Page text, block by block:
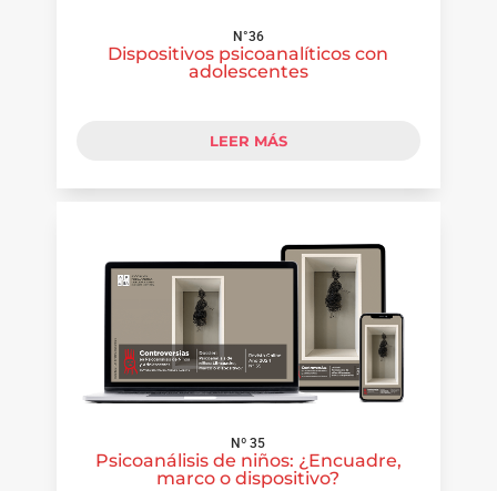
N°36
Dispositivos psicoanalíticos con
adolescentes
LEER MÁS
Nº 35
Psicoanálisis de niños: ¿Encuadre,
marco o dispositivo?